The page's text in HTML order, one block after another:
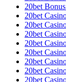
20bet
20bet
20bet
20bet
20bet
20bet
20bet
20bet
20bet